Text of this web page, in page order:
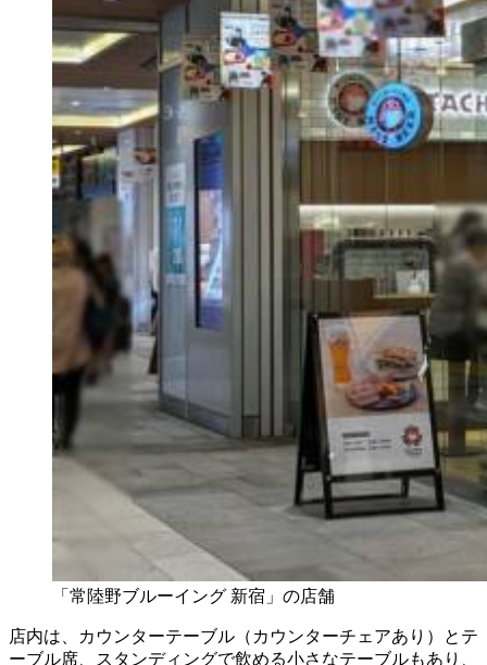
「常陸野ブルーイング 新宿」の店舗
店内は、カウンターテーブル（カウンターチェアあり）とテ
ーブル席、スタンディングで飲める小さなテーブルもあり、